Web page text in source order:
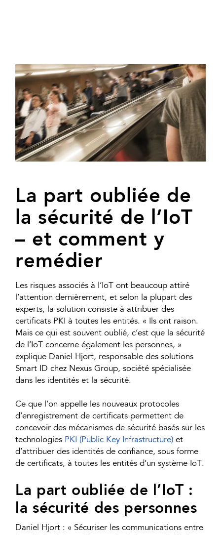
La part oubliée de
la sécurité de l’IoT
– et comment y
remédier
Les risques associés à l’IoT ont beaucoup attiré
l’attention dernièrement, et selon la plupart des
experts, la solution consiste à attribuer des
certificats PKI à toutes les entités. « Ils ont raison.
Mais ce qui est souvent oublié, c’est que la sécurité
de l’IoT concerne également les personnes, »
explique Daniel Hjort, responsable des solutions
Smart ID chez Nexus Group, société spécialisée
dans les identités et la sécurité.
Ce que l’on appelle les nouveaux protocoles
d’enregistrement de certificats permettent de
concevoir des mécanismes de sécurité basés sur les
technologies PKI (Public Key Infrastructure)et
d’attribuer des identités de confiance, sous forme
de certificats, à toutes les entités d’un système IoT.
La part oubliée de l’IoT :
la sécurité des personnes
Daniel Hjort : « Sécuriser les communications entre